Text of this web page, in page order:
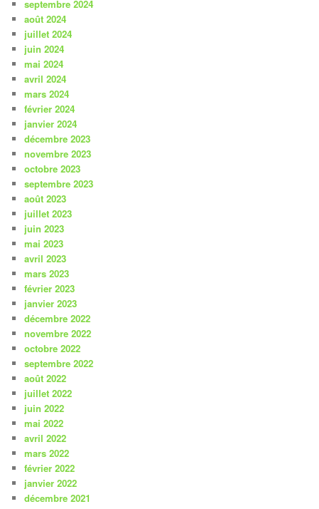
septembre 2024
août 2024
juillet 2024
juin 2024
mai 2024
avril 2024
mars 2024
février 2024
janvier 2024
décembre 2023
novembre 2023
octobre 2023
septembre 2023
août 2023
juillet 2023
juin 2023
mai 2023
avril 2023
mars 2023
février 2023
janvier 2023
décembre 2022
novembre 2022
octobre 2022
septembre 2022
août 2022
juillet 2022
juin 2022
mai 2022
avril 2022
mars 2022
février 2022
janvier 2022
décembre 2021